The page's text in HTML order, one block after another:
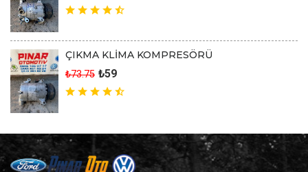
ÇIKMA KLİMA KOMPRESÖRÜ
₺73.75 ₺59